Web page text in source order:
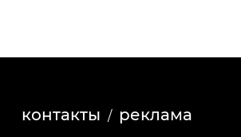
контакты реклама